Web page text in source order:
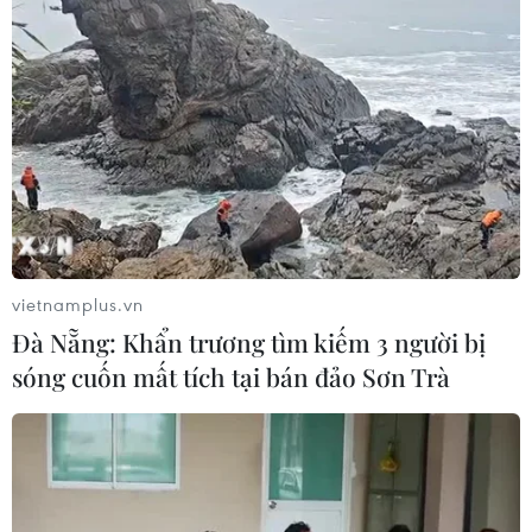
Đình Bắc rực sáng với cú
đúp, tuyển Việt Nam vào bán kết
ASEAN Cup với ngôi đầu bảng
07/08/2026 15:49
Lần đầu tiên tổ chức Festival Võ
thuật quốc tế tại Hoàng thành Thăng
07/08/2026 15:36
Sân chơi học đường giúp học sinh
rèn kỹ năng sống qua từng bước
nhảy
07/08/2026 11:38
vietnamplus.vn
Đà Nẵng: Khẩn trương tìm kiếm 3 người bị
sóng cuốn mất tích tại bán đảo Sơn Trà